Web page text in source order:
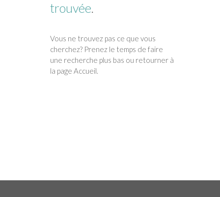
trouvée.
Vous ne trouvez pas ce que vous
cherchez? Prenez le temps de faire
une recherche plus bas ou retourner à
la page Accueil.